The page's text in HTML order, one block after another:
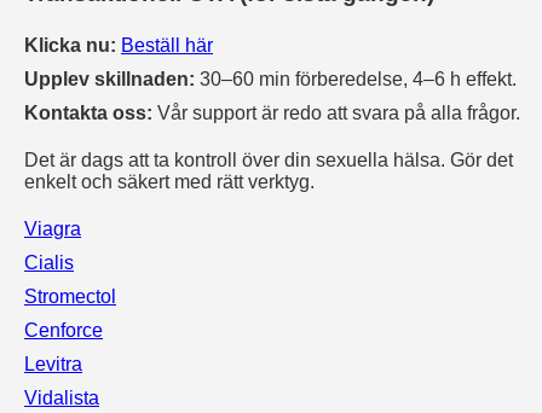
Klicka nu: Beställ här
Upplev skillnaden: 30–60 min förberedelse, 4–6 h effekt.
Kontakta oss: Vår support är redo att svara på alla frågor.
Det är dags att ta kontroll över din sexuella hälsa. Gör det
enkelt och säkert med rätt verktyg.
Viagra
Cialis
Stromectol
Cenforce
Levitra
Vidalista